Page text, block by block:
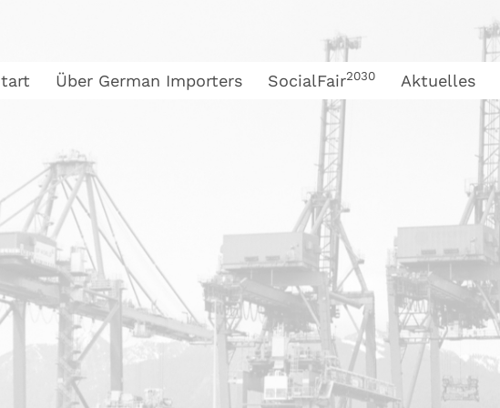
Über German Importers SocialFair2030 Aktuelles